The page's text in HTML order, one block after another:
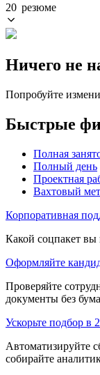
20 резюме
Ничего не
Попробуйте
Быстрые
Полная
Полный день
Проектная
Вахтовый
Корпоративная
Какой соцпакет вы
Оформляйте
Проверяйте
документы без
Ускорьте подбор в
Автоматизируйте
собирайте